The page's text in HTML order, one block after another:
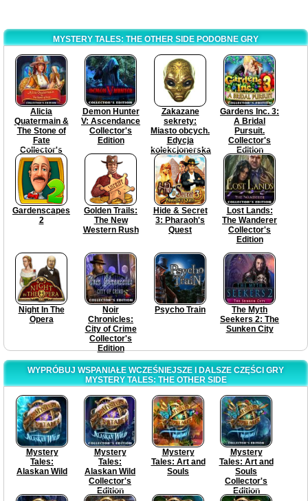
MYSTERY TALES: THE OTHER SIDE PODOBNE GRY
Alicia
Quatermain &
The Stone of
Fate
Collector's
Edition
Demon Hunter
V: Ascendance
Collector's
Edition
Zakazane
sekrety:
Miasto obcych.
Edycja
kolekcjonerska
Gardens Inc. 3:
A Bridal
Pursuit.
Collector's
Edition
Gardenscapes
2
Golden Trails:
The New
Western Rush
Hide & Secret
3: Pharaoh's
Quest
Lost Lands:
The Wanderer
Collector's
Edition
Night In The
Opera
Noir
Chronicles:
City of Crime
Collector's
Edition
Psycho Train
The Myth
Seekers 2: The
Sunken City
WYPRÓBUJ WSPANIAŁE WCZEŚNIEJSZE I DALSZE CZĘŚCI GRY
MYSTERY TALES: THE OTHER SIDE
Mystery
Tales:
Alaskan Wild
Mystery
Tales:
Alaskan Wild
Collector's
Edition
Mystery
Tales: Art and
Souls
Mystery
Tales: Art and
Souls
Collector's
Edition